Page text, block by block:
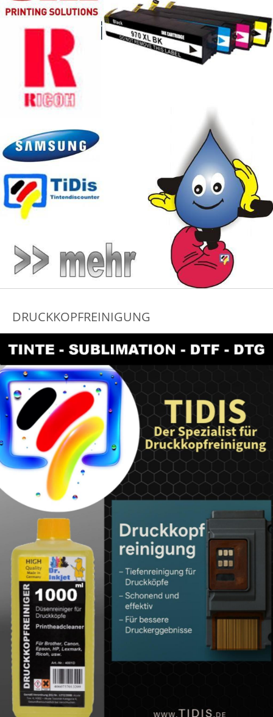
DRUCKKOPFREINIGUNG